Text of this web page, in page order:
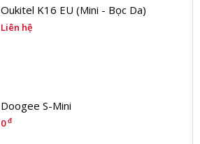
Oukitel K16 EU (Mini - Bọc Da)
Liên hệ
Doogee S-Mini
0đ